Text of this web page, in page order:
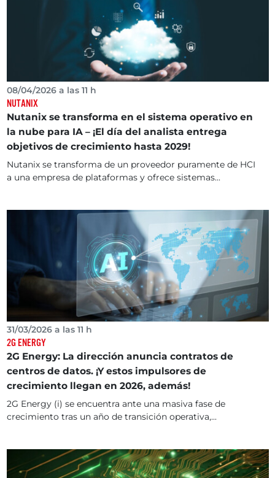
08/04/2026 a las 11 h
NUTANIX
Nutanix se transforma en el sistema operativo en
la nube para IA – ¡El día del analista entrega
objetivos de crecimiento hasta 2029!
Nutanix se transforma de un proveedor puramente de HCI
a una empresa de plataformas y ofrece sistemas...
31/03/2026 a las 11 h
2G ENERGY
2G Energy: La dirección anuncia contratos de
centros de datos. ¡Y estos impulsores de
crecimiento llegan en 2026, además!
2G Energy (i) se encuentra ante una masiva fase de
crecimiento tras un año de transición operativa,...